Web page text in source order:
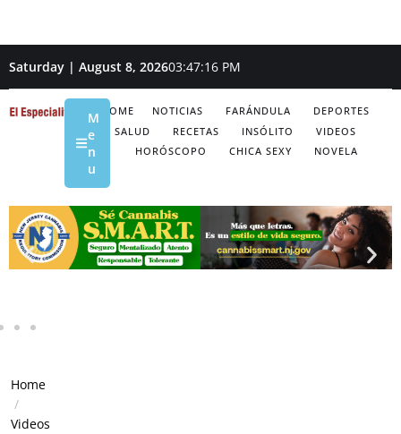
Saturday | August 8, 202603:47:17 PM
HOME NOTICIAS FARÁNDULA
DEPORTES
SALUD
RECETAS INSÓLITO
VIDEOS
HORÓSCOPO
CHICA SEXY NOVELA
M
e
n
u
Home
/
Videos